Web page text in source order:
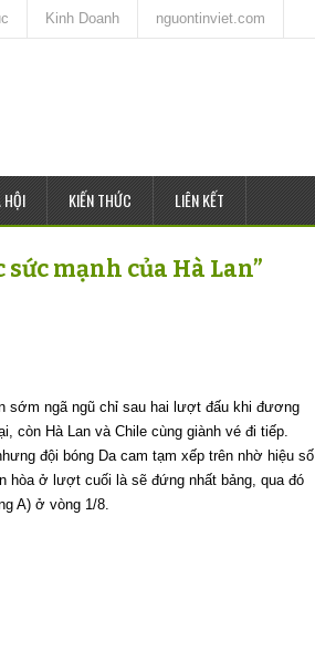
Kinh Doanh nguontinviet.com
HỘI KIẾN THỨC LIÊN KẾT
mạnh của Hà Lan”
sớm ngã ngũ chỉ sau hai lượt đấu khi đương
còn Hà Lan và Chile cùng giành vé đi tiếp.
đội bóng Da cam tạm xếp trên nhờ hiệu số
hòa ở lượt cuối là sẽ đứng nhất bảng, qua đó
A) ở vòng 1/8.